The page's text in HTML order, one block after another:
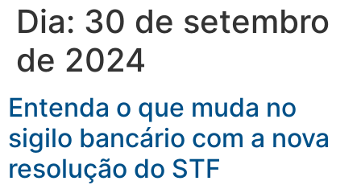
Dia: 30 de setembro
de 2024
Entenda o que muda no
sigilo bancário com a nova
resolução do STF